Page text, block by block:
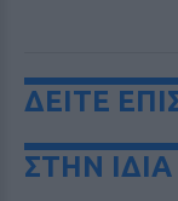
ΔΕΙΤΕ
ΣΤΗΝ